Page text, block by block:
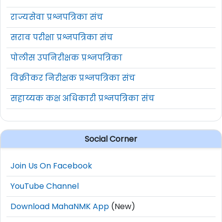
राज्यसेवा प्रश्नपत्रिका संच
सराव परीक्षा प्रश्नपत्रिका संच
पोलीस उपनिरीक्षक प्रश्नपत्रिका
विक्रीकर निरीक्षक प्रश्नपत्रिका संच
सहाय्यक कक्ष अधिकारी प्रश्नपत्रिका संच
Social Corner
Join Us On Facebook
YouTube Channel
Download MahaNMK App (New)